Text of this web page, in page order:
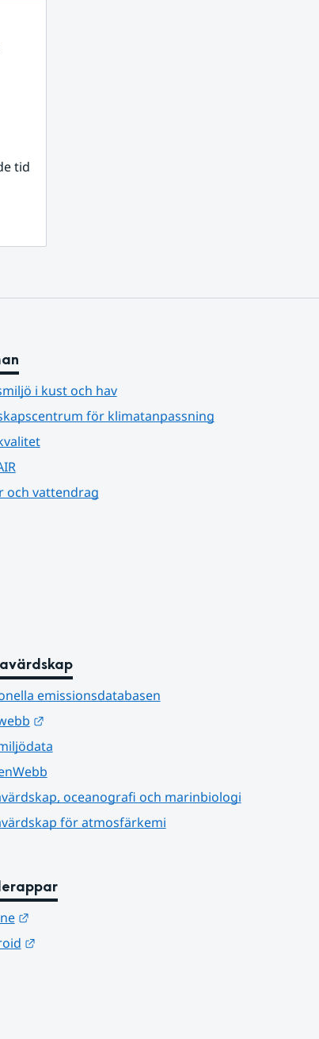
tid
i kust och hav
för klimatanpassning
och vattendrag
emissionsdatabasen
Länk till annan webbplats.
oceanografi och marinbiologi
för atmosfärkemi
Länk till annan webbplats.
Länk till annan webbplats.